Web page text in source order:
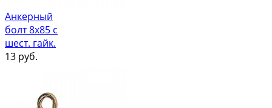
Анкерный
болт 8х85 с
шест. гайк.
13 руб.